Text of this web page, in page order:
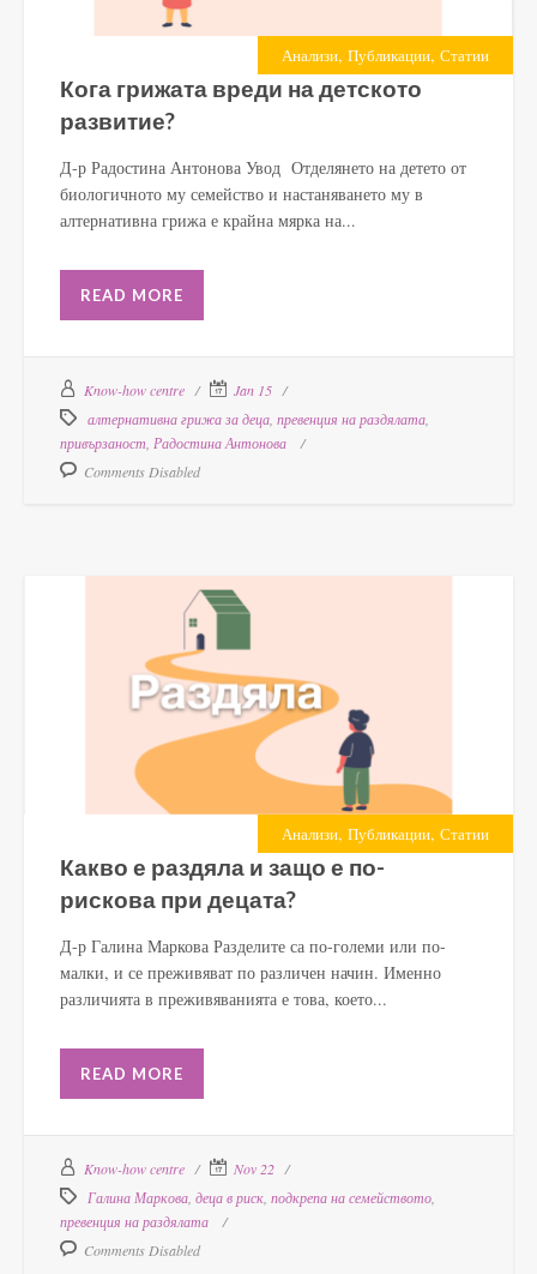
Анализи, Публикации, Статии
Кога грижата вреди на детското
развитие?
Д-р Радостина Антонова Увод Отделянето на детето от
биологичното му семейство и настаняването му в
алтернативна грижа е крайна мярка на...
READ MORE
Know-how centre
Jan 15
алтернативна грижа за деца превенция на раздялата
привързаност Радостина Антонова
Comments Disabled
Анализи, Публикации, Статии
Какво е раздяла и защо е по-
рискова при децата?
Д-р Галина Маркова Разделите са по-големи или по-
малки, и се преживяват по различен начин. Именно
различията в преживяванията е това, което...
READ MORE
Know-how centre
Nov 22
Галина Маркова деца в риск подкрепа на семейството
превенция на раздялата
Comments Disabled